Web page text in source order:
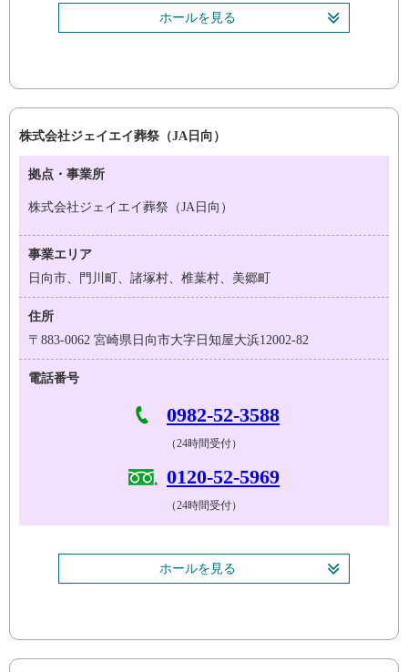
ホールを見る
株式会社ジェイエイ葬祭（JA日向）
拠点・事業所
株式会社ジェイエイ葬祭（JA日向）
事業エリア
日向市、門川町、諸塚村、椎葉村、美郷町
住所
〒883-0062 宮崎県日向市大字日知屋大浜12002-82
電話番号
0982-52-3588
（24時間受付）
0120-52-5969
（24時間受付）
ホールを見る